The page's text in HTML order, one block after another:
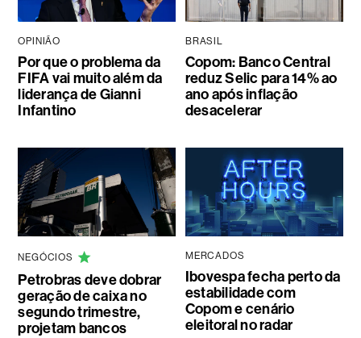
OPINIÃO
Por que o problema da
FIFA vai muito além da
liderança de Gianni
Infantino
BRASIL
Copom: Banco Central
reduz Selic para 14% ao
ano após inflação
desacelerar
NEGÓCIOS
Petrobras deve dobrar
geração de caixa no
segundo trimestre,
projetam bancos
MERCADOS
Ibovespa fecha perto da
estabilidade com
Copom e cenário
eleitoral no radar